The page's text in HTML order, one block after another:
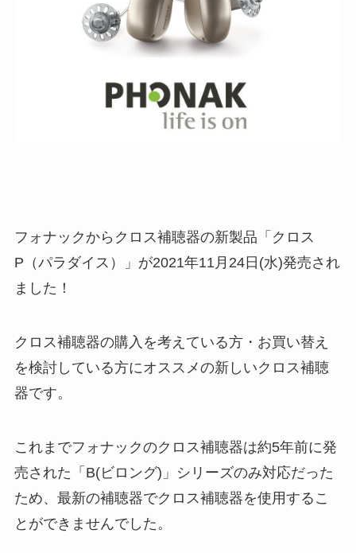
フォナックからクロス補聴器の新製品「クロス
P（パラダイス）」が2021年11月24日(水)発売され
ました！
クロス補聴器の購入を考えている方・お買い替え
を検討している方にオススメの新しいクロス補聴
器です。
これまでフォナックのクロス補聴器は約5年前に発
売された「B(ビロング)」シリーズのみ対応だった
ため、最新の補聴器でクロス補聴器を使用するこ
とができませんでした。